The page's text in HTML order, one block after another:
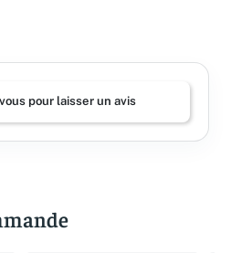
pour laisser un avis